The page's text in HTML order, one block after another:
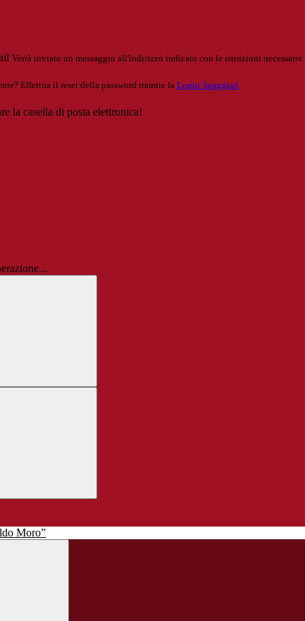
Verrà inviato un messaggio all'indirizzo indicato con le istruzioni necessarie.
Effettua il reset della password tramite la Login Spaggiari
la casella di posta elettronica!